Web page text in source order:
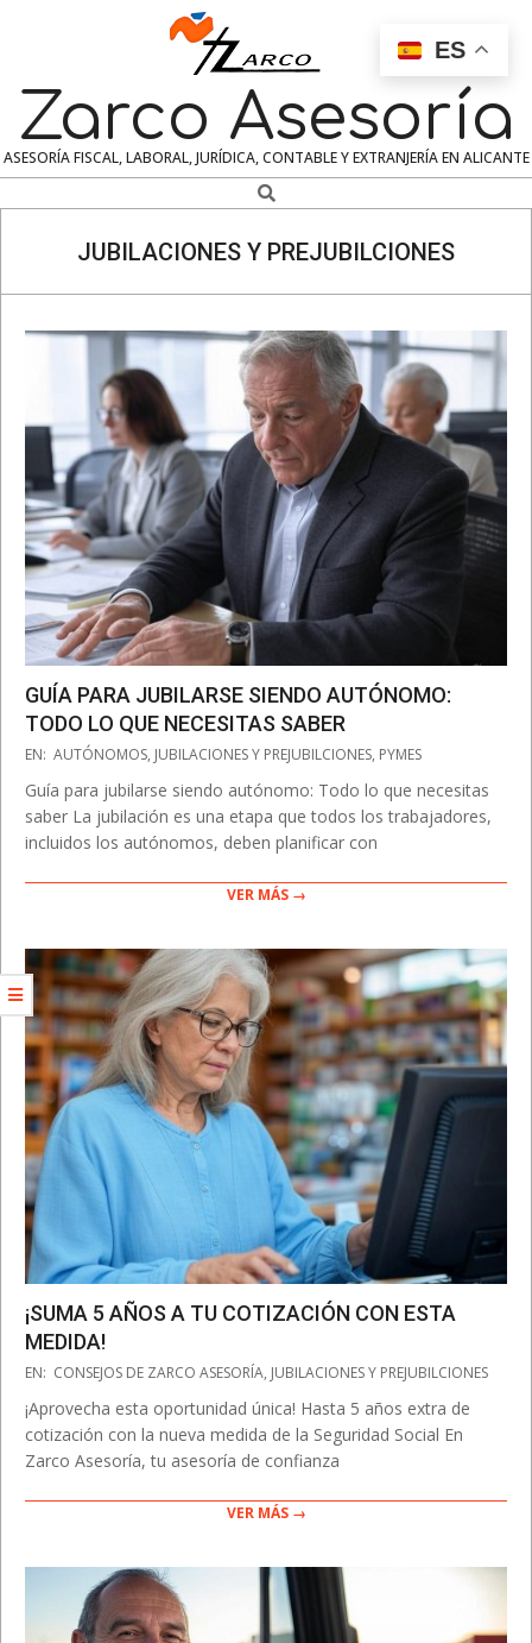
Zarco Asesoría
ASESORÍA FISCAL, LABORAL, JURÍDICA, CONTABLE Y EXTRANJERÍA EN ALICANTE
Search
JUBILACIONES Y PREJUBILCIONES
GUÍA PARA JUBILARSE SIENDO AUTÓNOMO:
TODO LO QUE NECESITAS SABER
2025-
26
EN: AUTÓNOMOS, JUBILACIONES Y PREJUBILCIONES, PYMES
Guía para jubilarse siendo autónomo: Todo lo que necesitas
saber La jubilación es una etapa que todos los trabajadores,
incluidos los autónomos, deben planificar con
VER MÁS →
¡SUMA 5 AÑOS A TU COTIZACIÓN CON ESTA
MEDIDA!
2025-
24
EN: CONSEJOS DE ZARCO ASESORÍA, JUBILACIONES Y PREJUBILCIONES
¡Aprovecha esta oportunidad única! Hasta 5 años extra de
cotización con la nueva medida de la Seguridad Social En
Zarco Asesoría, tu asesoría de confianza
VER MÁS →
ES